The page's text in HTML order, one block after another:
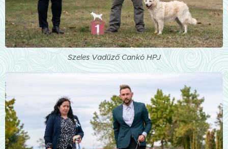
Szeles Vadűző Cankó HPJ